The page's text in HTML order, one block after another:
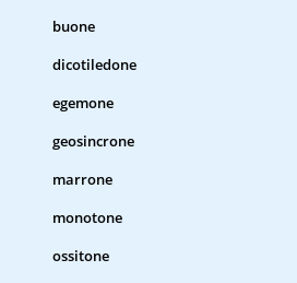
buone
dicotiledone
egemone
geosincrone
marrone
monotone
ossitone